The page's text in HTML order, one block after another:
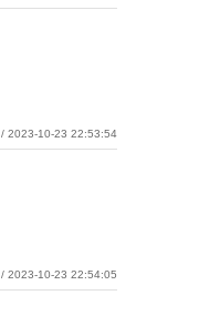
/ 2023-10-23 22:53:54
/ 2023-10-23 22:54:05